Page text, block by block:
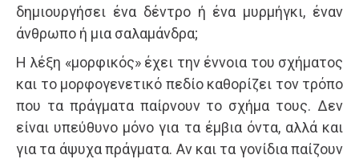
δημιουργήσει ένα δέντρο ή ένα μυρμήγκι, έναν
άνθρωπο ή μια σαλαμάνδρα;
Η λέξη «μορφικός» έχει την έννοια του σχήματος
και το μορφογενετικό πεδίο καθορίζει τον τρόπο
που τα πράγματα παίρνουν το σχήμα τους. Δεν
είναι υπεύθυνο μόνο για τα έμβια όντα, αλλά και
για τα άψυχα πράγματα. Αν και τα γονίδια παίζουν